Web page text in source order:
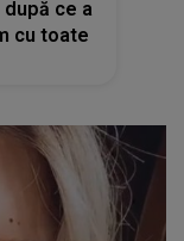
ce a
cu toate